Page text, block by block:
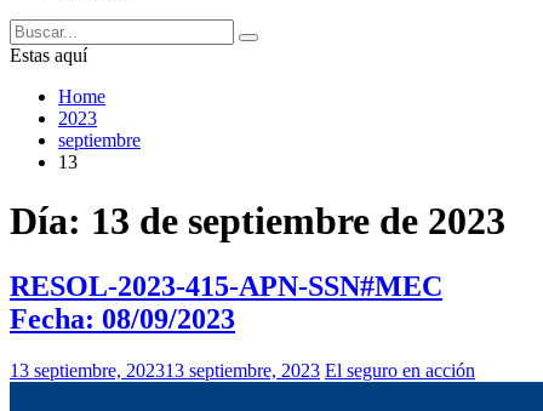
Estas aquí
Home
2023
septiembre
13
Día: 13 de septiembre de 2023
RESOL-2023-415-APN-SSN#MEC
Fecha: 08/09/2023
13 septiembre, 202313 septiembre, 2023 El seguro en acción